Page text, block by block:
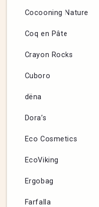
Cocooning Nature
Coq en Pâte
Crayon Rocks
Cuboro
dëna
Dora’s
Eco Cosmetics
EcoViking
Ergobag
Farfalla